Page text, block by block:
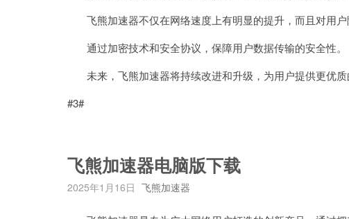
飞熊加速器不仅在网络速度上有明显的提升，而且对用户
通过加密技术和安全协议，保障用户数据传输的安全性。
未来，飞熊加速器将持续改进和升级，为用户提供更优质
#3#
飞熊加速器电脑版下载
2025年1月16日 飞熊加速器